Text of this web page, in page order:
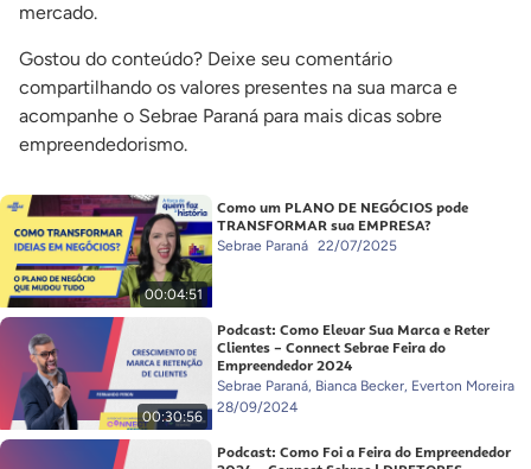
mercado.
Gostou do conteúdo? Deixe seu comentário
compartilhando os valores presentes na sua marca e
acompanhe o Sebrae Paraná para mais dicas sobre
empreendedorismo.
00:04:51
Como um PLANO DE NEGÓCIOS pode
TRANSFORMAR sua EMPRESA?
Sebrae Paraná 22/07/2025
00:30:56
Podcast: Como Elevar Sua Marca e Reter
Clientes – Connect Sebrae Feira do
Empreendedor 2024
Sebrae Paraná, Bianca Becker, Everton Moreira
28/09/2024
Podcast: Como Foi a Feira do Empreendedor